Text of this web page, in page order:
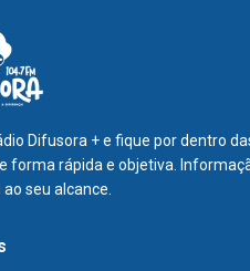
Difusora + e fique por dentro
forma rápida e objetiva.
seu alcance.